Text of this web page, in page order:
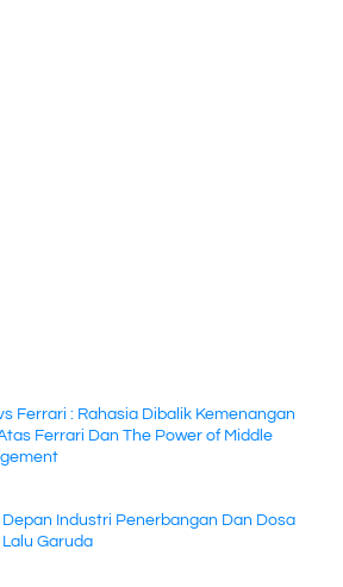
Ferrari : Rahasia Dibalik Kemenangan
Ferrari Dan The Power of Middle
Depan Industri Penerbangan Dan Dosa
Lalu Garuda